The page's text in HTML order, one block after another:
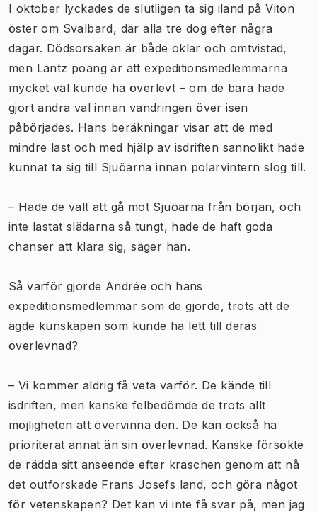
I oktober lyckades de slutligen ta sig iland på Vitön
öster om Svalbard, där alla tre dog efter några
dagar. Dödsorsaken är både oklar och omtvistad,
men Lantz poäng är att expeditionsmedlemmarna
mycket väl kunde ha överlevt – om de bara hade
gjort andra val innan vandringen över isen
påbörjades. Hans beräkningar visar att de med
mindre last och med hjälp av isdriften sannolikt hade
kunnat ta sig till Sjuöarna innan polarvintern slog till.
– Hade de valt att gå mot Sjuöarna från början, och
inte lastat slädarna så tungt, hade de haft goda
chanser att klara sig, säger han.
Så varför gjorde Andrée och hans
expeditionsmedlemmar som de gjorde, trots att de
ägde kunskapen som kunde ha lett till deras
överlevnad?
– Vi kommer aldrig få veta varför. De kände till
isdriften, men kanske felbedömde de trots allt
möjligheten att övervinna den. De kan också ha
prioriterat annat än sin överlevnad. Kanske försökte
de rädda sitt anseende efter kraschen genom att nå
det outforskade Frans Josefs land, och göra något
för vetenskapen? Det kan vi inte få svar på, men jag